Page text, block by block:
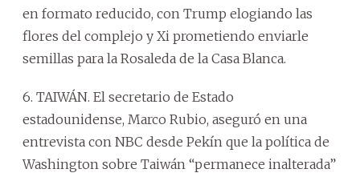
en formato reducido, con Trump elogiando las
flores del complejo y Xi prometiendo enviarle
semillas para la Rosaleda de la Casa Blanca.
6. TAIWÁN. El secretario de Estado
estadounidense, Marco Rubio, aseguró en una
entrevista con NBC desde Pekín que la política de
Washington sobre Taiwán “permanece inalterada”